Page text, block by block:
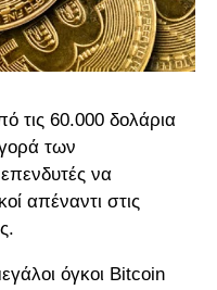
τις 60.000 δολάρια
των
να
απέναντι στις
όγκοι Bitcoin